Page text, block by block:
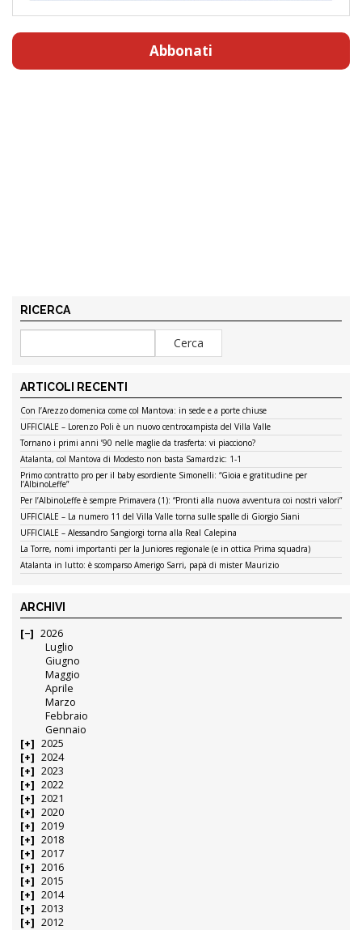
Abbonati
RICERCA
ARTICOLI RECENTI
Con l’Arezzo domenica come col Mantova: in sede e a porte chiuse
UFFICIALE – Lorenzo Poli è un nuovo centrocampista del Villa Valle
Tornano i primi anni ’90 nelle maglie da trasferta: vi piacciono?
Atalanta, col Mantova di Modesto non basta Samardzic: 1-1
Primo contratto pro per il baby esordiente Simonelli: “Gioia e gratitudine per
l’AlbinoLeffe”
Per l’AlbinoLeffe è sempre Primavera (1): “Pronti alla nuova avventura coi nostri valori”
UFFICIALE – La numero 11 del Villa Valle torna sulle spalle di Giorgio Siani
UFFICIALE – Alessandro Sangiorgi torna alla Real Calepina
La Torre, nomi importanti per la Juniores regionale (e in ottica Prima squadra)
Atalanta in lutto: è scomparso Amerigo Sarri, papà di mister Maurizio
ARCHIVI
2026
Luglio
Giugno
Maggio
Aprile
Marzo
Febbraio
Gennaio
2025
2024
2023
2022
2021
2020
2019
2018
2017
2016
2015
2014
2013
2012